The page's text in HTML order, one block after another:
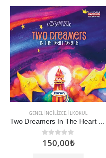
GENEL İNGILIZCE, İLKOKUL
Two Dreamers In The Heart Nebula
05 üzerinden
150,00₺